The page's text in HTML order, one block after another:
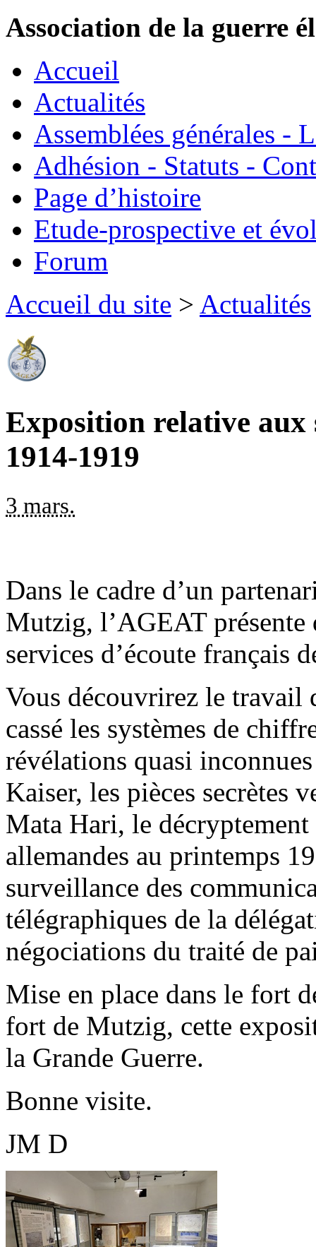
Association de la guerre
Accueil
Actualités
Assemblées générales -
Adhésion - Statuts -
Page d’histoire
Etude-prospective et
Forum
Accueil du site > Actualités
Exposition relative aux
1914-1919
3 mars.
Dans le cadre d’un
Mutzig, l’AGEAT présente
services d’écoute français
Vous découvrirez le travail
cassé les systèmes de
révélations quasi
Kaiser, les pièces secrètes
Mata Hari, le décryptement
allemandes au printemps
surveillance des
télégraphiques de la
négociations du traité de
Mise en place dans le fort
fort de Mutzig, cette
la Grande Guerre.
Bonne visite.
JM D